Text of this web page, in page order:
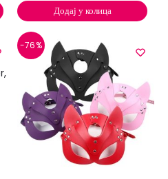
Додај у колица
-76%